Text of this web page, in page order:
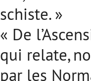
schiste. »
« De
qui relate,
par les